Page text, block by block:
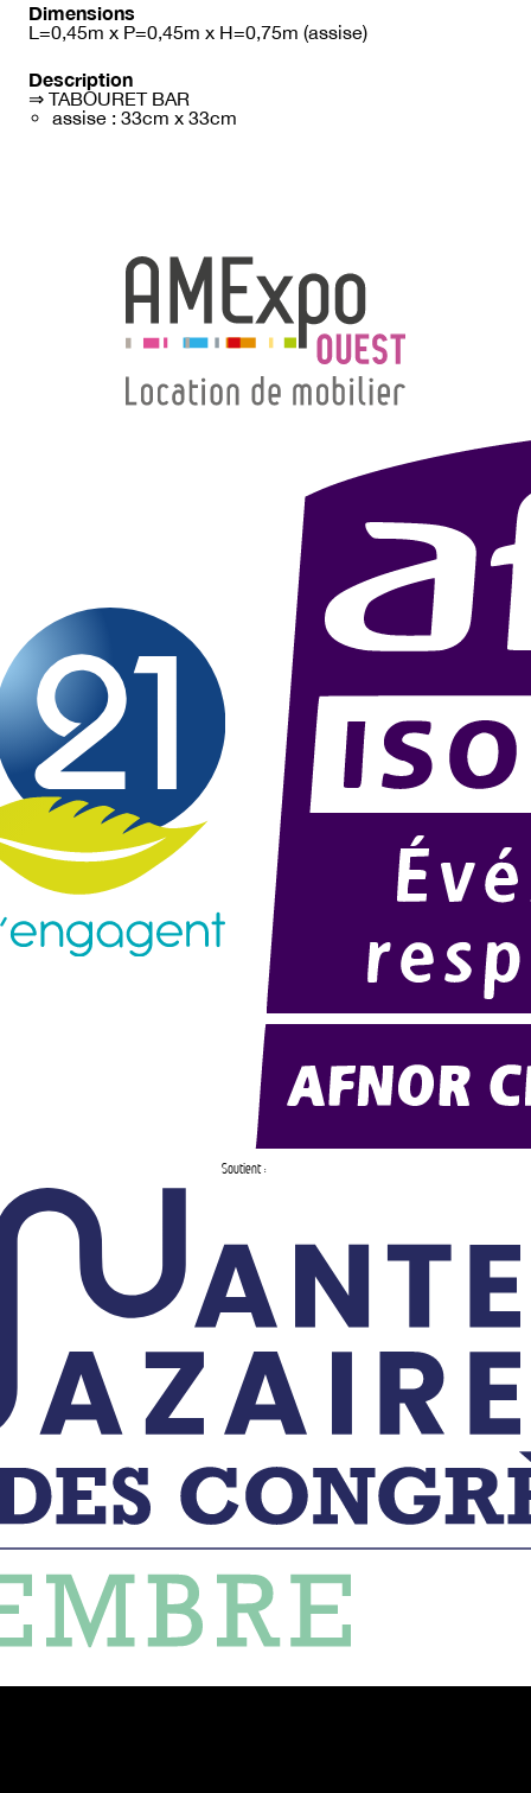
Dimensions
L=0,45m x P=0,45m x H=0,75m (assise)
Description
⇒ TABOURET BAR
assise : 33cm x 33cm
Soutient :